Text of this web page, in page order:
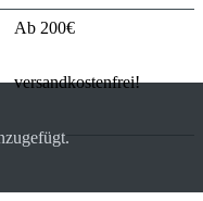
Ab 200€
versandkostenfrei!